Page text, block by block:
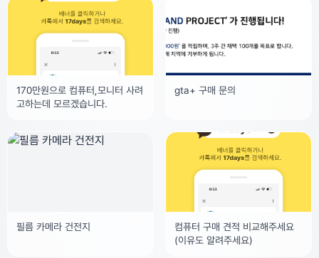
170만원으로 컴퓨터,모니터 사려
고하는데 모르겠습니다.
gta+ 구매 문의
필름 카메라 건전지
컴퓨터 구매 견적 비교해주세요
(이유도 알려주세요)